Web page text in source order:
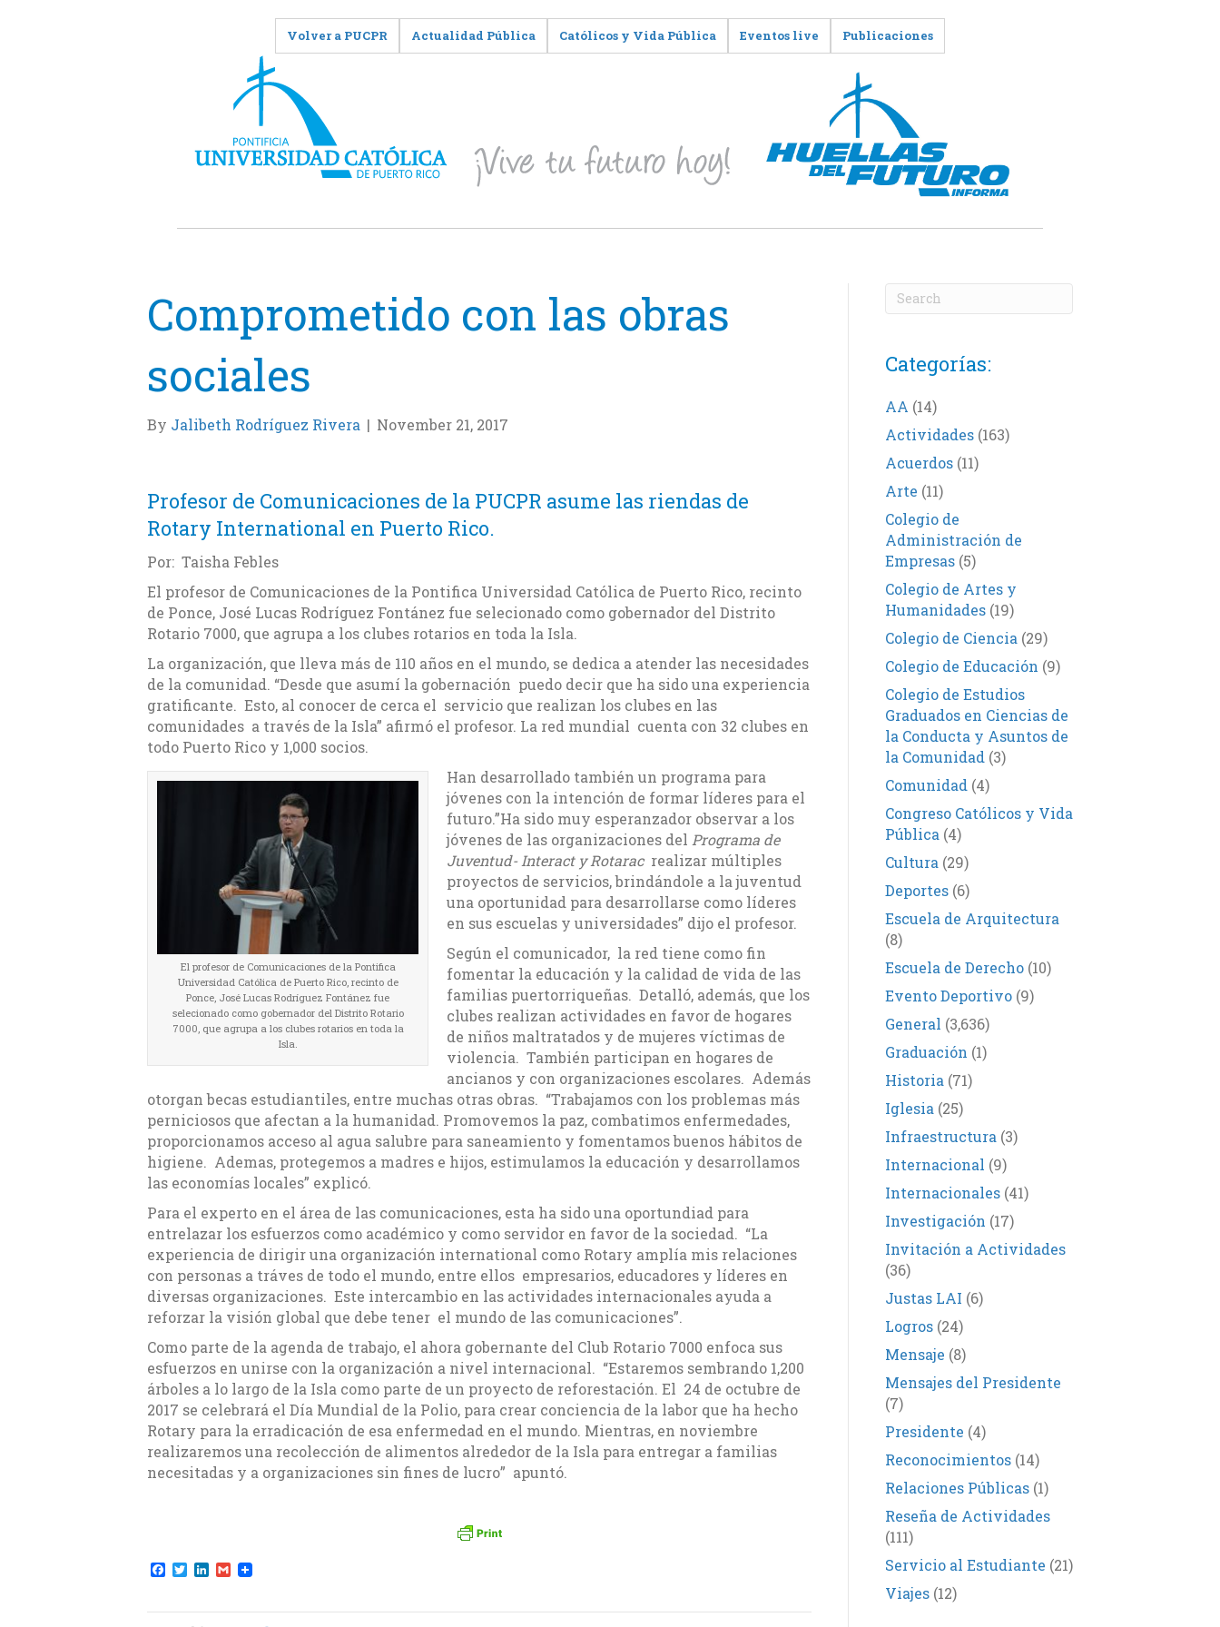
Volver a PUCPR Actualidad Pública Católicos y Vida Pública Eventos live Publicaciones
Comprometido con las obras
sociales
By Jalibeth Rodríguez Rivera | November 21, 2017
Profesor de Comunicaciones de la PUCPR asume las riendas de
Rotary International en Puerto Rico.
Por: Taisha Febles
El profesor de Comunicaciones de la Pontifica Universidad Católica de Puerto Rico, recinto
de Ponce, José Lucas Rodríguez Fontánez fue selecionado como gobernador del Distrito
Rotario 7000, que agrupa a los clubes rotarios en toda la Isla.
La organización, que lleva más de 110 años en el mundo, se dedica a atender las necesidades
de la comunidad. “Desde que asumí la gobernación puedo decir que ha sido una experiencia
gratificante. Esto, al conocer de cerca el servicio que realizan los clubes en las
comunidades a través de la Isla” afirmó el profesor. La red mundial cuenta con 32 clubes en
todo Puerto Rico y 1,000 socios.
El profesor de Comunicaciones de la Pontifica
Universidad Católica de Puerto Rico, recinto de
Ponce, José Lucas Rodríguez Fontánez fue
selecionado como gobernador del Distrito Rotario
7000, que agrupa a los clubes rotarios en toda la
Isla.
Han desarrollado también un programa para
jóvenes con la intención de formar líderes para el
futuro.”Ha sido muy esperanzador observar a los
jóvenes de las organizaciones del Programa de
Juventud- Interact y Rotaracrealizar múltiples
proyectos de servicios, brindándole a la juventud
una oportunidad para desarrollarse como líderes
en sus escuelas y universidades” dijo el profesor.
Según el comunicador, la red tiene como fin
fomentar la educación y la calidad de vida de las
familias puertorriqueñas. Detalló, además, que los
clubes realizan actividades en favor de hogares
de niños maltratados y de mujeres víctimas de
violencia. También participan en hogares de
ancianos y con organizaciones escolares. Además
otorgan becas estudiantiles, entre muchas otras obras. “Trabajamos con los problemas más
perniciosos que afectan a la humanidad. Promovemos la paz, combatimos enfermedades,
proporcionamos acceso al agua salubre para saneamiento y fomentamos buenos hábitos de
higiene. Ademas, protegemos a madres e hijos, estimulamos la educación y desarrollamos
las economías locales” explicó.
Para el experto en el área de las comunicaciones, esta ha sido una oportundiad para
entrelazar los esfuerzos como académico y como servidor en favor de la sociedad. “La
experiencia de dirigir una organización international como Rotary amplía mis relaciones
con personas a tráves de todo el mundo, entre ellos empresarios, educadores y líderes en
diversas organizaciones. Este intercambio en las actividades internacionales ayuda a
reforzar la visión global que debe tener el mundo de las comunicaciones”.
Como parte de la agenda de trabajo, el ahora gobernante del Club Rotario 7000 enfoca sus
esfuerzos en unirse con la organización a nivel internacional. “Estaremos sembrando 1,200
árboles a lo largo de la Isla como parte de un proyecto de reforestación. El 24 de octubre de
2017 se celebrará el Día Mundial de la Polio, para crear conciencia de la labor que ha hecho
Rotary para la erradicación de esa enfermedad en el mundo. Mientras, en noviembre
realizaremos una recolección de alimentos alrededor de la Isla para entregar a familias
necesitadas y a organizaciones sin fines de lucro” apuntó.
F
a
e
T
w
t
L
k
G
m
i
Categorías:
AA (14)
Actividades(163)
Acuerdos(11)
Arte (11)
Colegio de
Administración de
Empresas(5)
Colegio de Artes y
Humanidades(19)
Colegio de Ciencia (29)
Colegio de Educación (9)
Colegio de Estudios
Graduados en Ciencias de
la Conducta y Asuntos de
la Comunidad (3)
Comunidad (4)
Congreso Católicos y Vida
Pública (4)
Cultura (29)
Deportes(6)
Escuela de Arquitectura
(8)
Escuela de Derecho(10)
Evento Deportivo(9)
General (3,636)
Graduación (1)
Historia (71)
Iglesia (25)
Infraestructura (3)
Internacional (9)
Internacionales(41)
Investigación (17)
Invitación a Actividades
(36)
Justas LAI (6)
Logros(24)
Mensaje (8)
Mensajes del Presidente
(7)
Presidente (4)
Reconocimientos(14)
Relaciones Públicas(1)
Reseña de Actividades
(111)
Servicio al Estudiante (21)
Viajes(12)